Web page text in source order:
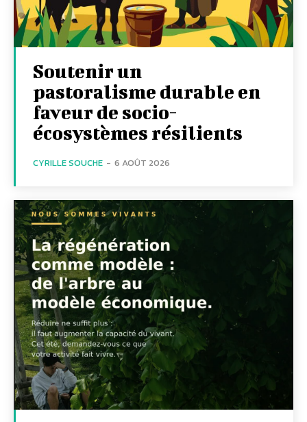
Soutenir un
pastoralisme durable en
faveur de socio-
écosystèmes résilients
CYRILLE SOUCHE - 6 AOÛT 2026